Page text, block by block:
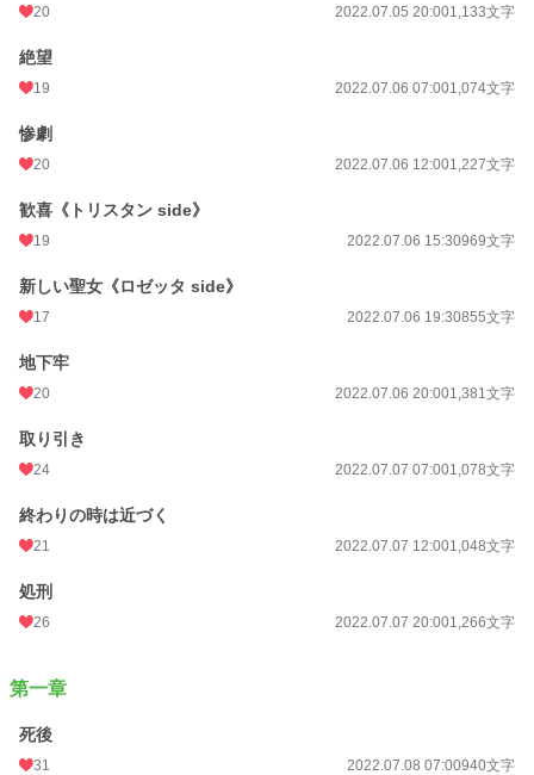
更新日時
初回公開日時 2022.07.05 07:00
初回完結日時
週間ポイント 204 pt (24,656 位)
月間ポイント
年間ポイント
20 2022.07.05 20:001,133文字
絶望
19 2022.07.06 07:001,074文字
惨劇
20 2022.07.06 12:001,227文字
歓喜《トリスタン side》
19 2022.07.06 15:30969文字
新しい聖女《ロゼッタ side》
17 2022.07.06 19:30855文字
地下牢
20 2022.07.06 20:001,381文字
取り引き
24 2022.07.07 07:001,078文字
終わりの時は近づく
21 2022.07.07 12:001,048文字
処刑
26 2022.07.07 20:001,266文字
第一章
死後
31 2022.07.08 07:00940文字